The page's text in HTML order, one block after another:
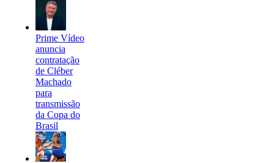
Prime Vídeo
anuncia
contratação
de Cléber
Machado
para
transmissão
da Copa do
Brasil